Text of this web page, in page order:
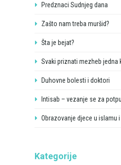
Predznaci Sudnjeg dana
Zašto nam treba muršid?
Šta je bejat?
Svaki priznati mezheb jedna
Duhovne bolesti i doktori
Intisab – vezanje se za
Obrazovanje djece u islamu i
Kategorije